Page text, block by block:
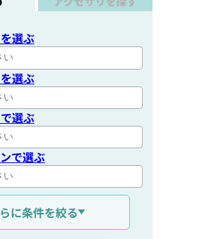
選ぶ
選ぶ
選ぶ
で選ぶ
選ぶ
に条件を絞る